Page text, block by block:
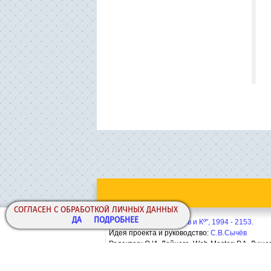
СОГЛАСЕН С ОБРАБОТКОЙ ЛИЧНЫХ ДАННЫХ
ДА
ПОДРОБНЕЕ
Copyright© ООО "Сычёв и Кº", 1994 - 2153.
Идея проекта и руководство: С.В.Сычёв
Редактор: О.И. Дейнега. Web-Master: Р.А.